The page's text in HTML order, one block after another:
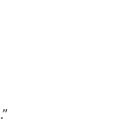
.”